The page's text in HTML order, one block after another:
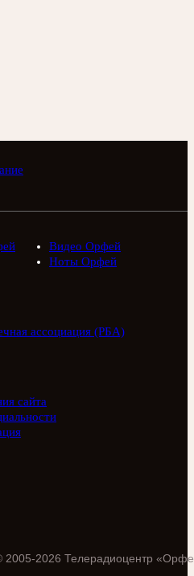
Видео Орфей
Ноты Орфей
ассоциация (РБА)
сайта
2005-2026 Телерадиоцентр